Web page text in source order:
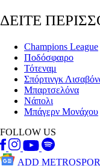
ΔΕΙΤΕ
Champions League
Ποδόσφαιρο
Τότεναμ
Σπόρτινγκ
Μπαρτσελόνα
Νάπολι
Μπάγερν Μονάχου
FOLLOW US
ADD